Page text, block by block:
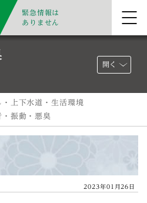
緊急情報は
ありません
開く
・上下水道・生活環境
・振動・悪臭
2023年01月26日